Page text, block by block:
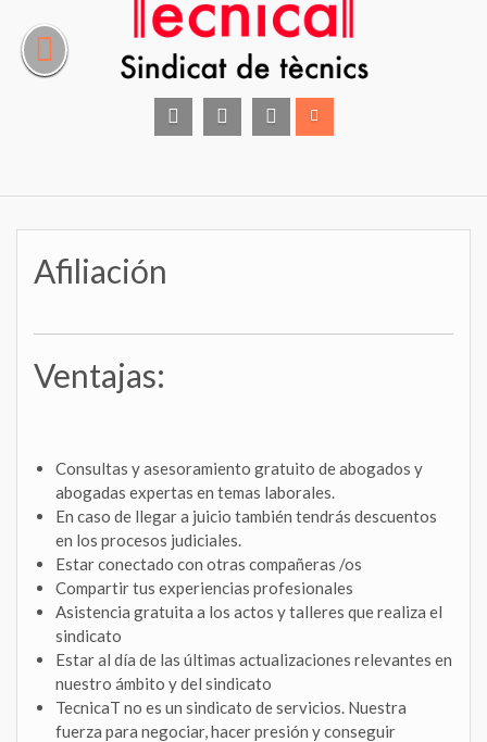
contenido
Afiliación
Ventajas:
Consultas y asesoramiento gratuito de abogados y
abogadas expertas en temas laborales.
En caso de llegar a juicio también tendrás descuentos
en los procesos judiciales.
Estar conectado con otras compañeras /os
Compartir tus experiencias profesionales
Asistencia gratuita a los actos y talleres que realiza el
sindicato
Estar al día de las últimas actualizaciones relevantes en
nuestro ámbito y del sindicato
TecnicaT no es un sindicato de servicios. Nuestra
fuerza para negociar, hacer presión y conseguir